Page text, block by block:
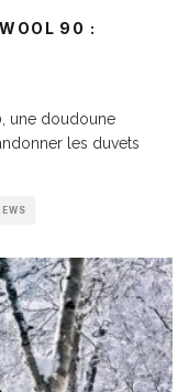
90 :
une doudoune
les duvets